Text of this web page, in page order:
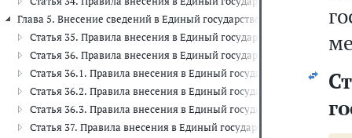
Глава 5. Внесение сведений в Единый государственный реестр
Статья 35. Правила внесения в Единый государственный реестр
Статья 36. Правила внесения в Единый государственный реестр
Статья 36.1. Правила внесения в Единый государственный
Статья 36.2. Правила внесения в Единый государственный
Статья 36.3. Правила внесения в Единый государственный
Статья 37. Правила внесения в Единый государственный реестр